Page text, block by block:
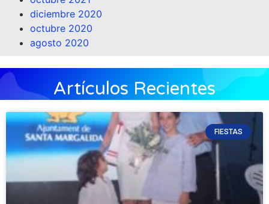
diciembre 2020
octubre 2020
agosto 2020
Artículos Recientes
FIESTAS